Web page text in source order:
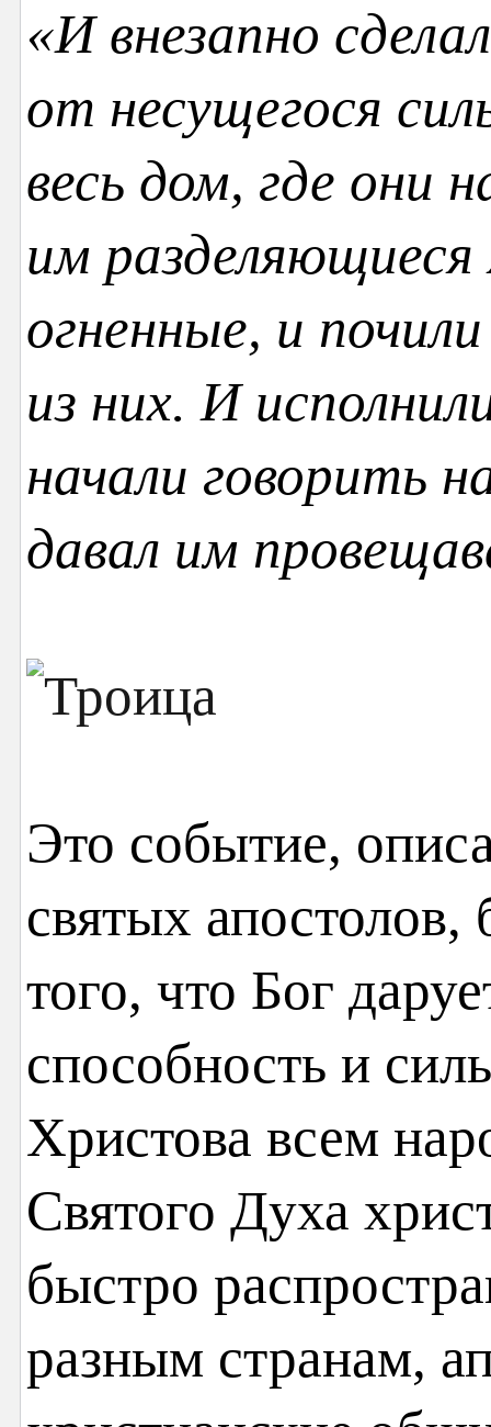
«И внезапно
от несущегося
весь дом, где они
им
огненные, и
из них. И
начали говорить
давал им
Это событие,
святых
того, что Бог
способность и
Христова всем
Святого Духа
быстро
разным странам,